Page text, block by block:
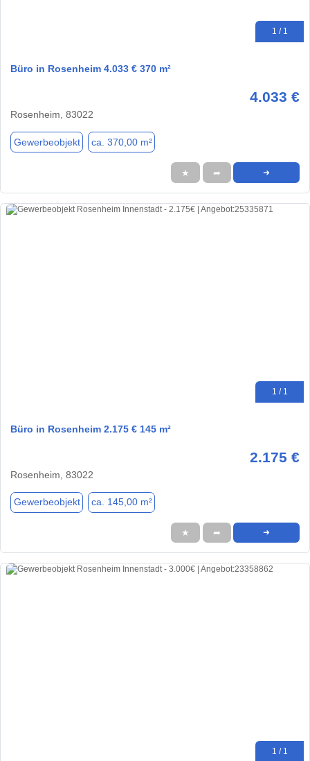
1 / 1
Büro in Rosenheim 4.033 € 370 m²
4.033 €
Rosenheim, 83022
Gewerbeobjekt ca. 370,00 m²
★ ➦ ➜
1 / 1
Büro in Rosenheim 2.175 € 145 m²
2.175 €
Rosenheim, 83022
Gewerbeobjekt ca. 145,00 m²
★ ➦ ➜
1 / 1